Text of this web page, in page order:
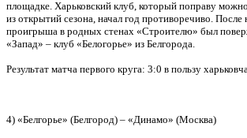
площадке. Харьковский клуб, который поправу
из открытий сезона, начал год противоречиво. После
проигрыша в родных стенах «Строителю» был
«Запад» – клуб «Белогорье» из Белгорода.
Результат матча первого круга: 3:0 в пользу
4) «Белгорье» (Белгород) – «Динамо» (Москва)